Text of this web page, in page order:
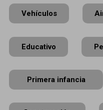
Vehículos
Educativo
Primera infancia